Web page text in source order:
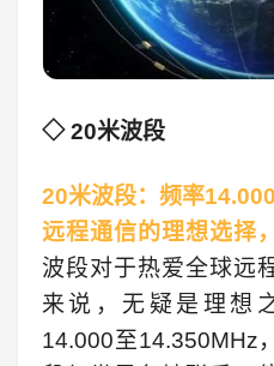
◇ 20米波段
20米波段：频率
远程通信的理想选择
波段对于热爱全球远
来说，无疑是理想
14.000至14.350MHz